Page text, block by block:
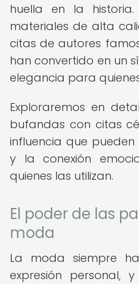
huella en la
materiales de alta
citas de autores
han convertido en un
elegancia para
Exploraremos en
bufandas con citas
influencia que
y la conexión
quienes las utilizan.
El poder de las
moda
La moda siempre
expresión personal,